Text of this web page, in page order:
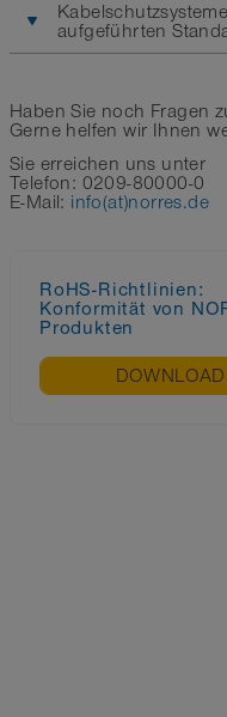
aufgeführten
Haben Sie noch Fragen
Gerne helfen wir Ihnen
Sie erreichen uns unter
Telefon: 0209-80000-0
E-Mail: info(at)norres.de
RoHS-Richtlinien:
Konformität von
Produkten
DOWNLOAD